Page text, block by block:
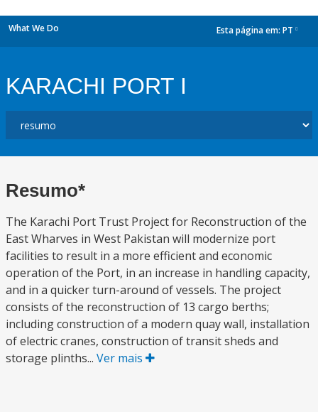
What We Do Esta página em: PT
KARACHI PORT I
Resumo*
The Karachi Port Trust Project for Reconstruction of the
East Wharves in West Pakistan will modernize port
facilities to result in a more efficient and economic
operation of the Port, in an increase in handling capacity,
and in a quicker turn-around of vessels. The project
consists of the reconstruction of 13 cargo berths;
including construction of a modern quay wall, installation
of electric cranes, construction of transit sheds and
storage plinths... Ver mais